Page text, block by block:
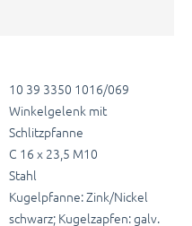
10 39 3350 1016/069
Winkelgelenk mit
Schlitzpfanne
C 16 x 23,5 M10
Stahl
Kugelpfanne: Zink/Nickel
schwarz; Kugelzapfen: galv.